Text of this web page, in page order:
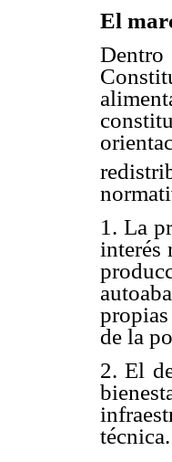
El
1. La
interés
de la
2. El
técnica.